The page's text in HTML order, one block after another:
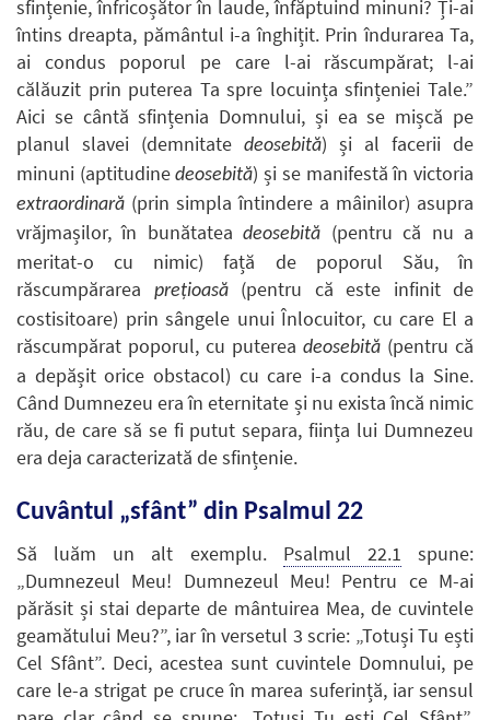
sfințenie, înfricoșător în laude, înfăptuind minuni? Ți-ai
întins dreapta, pământul i-a înghițit. Prin îndurarea Ta,
ai condus poporul pe care l-ai răscumpărat; l-ai
călăuzit prin puterea Ta spre locuința sfințeniei Tale.”
Aici se cântă sfințenia Domnului, și ea se mișcă pe
planul slavei (demnitate deosebită) și al facerii de
minuni (aptitudinedeosebită) și se manifestă în victoria
extraordinară (prin simpla întindere a mâinilor) asupra
vrăjmașilor, în bunătateadeosebită (pentru că nu a
meritat-o cu nimic) față de poporul Său, în
răscumpărarea
prețioasă(pentru că este infinit de
costisitoare) prin sângele unui Înlocuitor, cu care El a
răscumpărat poporul, cu puterea deosebită (pentru că
a depășit orice obstacol) cu care i-a condus la Sine.
Când Dumnezeu era în eternitate și nu exista încă nimic
rău, de care să se fi putut separa, ființa lui Dumnezeu
era deja caracterizată de sfințenie.
Cuvântul „sfânt” din Psalmul 22
Să luăm un alt exemplu. Psalmul 22.1 spune:
„Dumnezeul Meu! Dumnezeul Meu! Pentru ce M-ai
părăsit și stai departe de mântuirea Mea, de cuvintele
geamătului Meu?”, iar în versetul 3 scrie: „Totuși Tu ești
Cel Sfânt”. Deci, acestea sunt cuvintele Domnului, pe
care le-a strigat pe cruce în marea suferință, iar sensul